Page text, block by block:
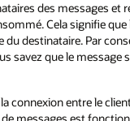
des messages
Cela signifie
destinataire. Par
savez que le message
connexion entre le
messages est